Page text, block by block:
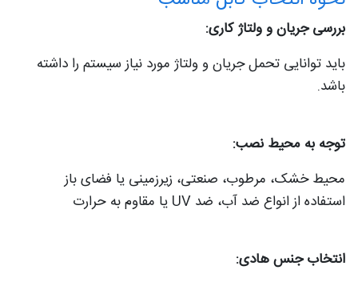
بررسی جریان و ولتاژ کاری:
باید توانایی تحمل جریان و ولتاژ مورد نیاز سیستم را داشته
باشد.
توجه به محیط نصب:
محیط خشک، مرطوب، صنعتی، زیرزمینی یا فضای باز
استفاده از انواع ضد آب، ضد UV یا مقاوم به حرارت
انتخاب جنس هادی: